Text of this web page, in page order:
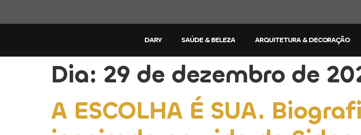
DARY SAÚDE & BELEZA ARQUITETURA & DECORAÇÃO
Dia: 29 de dezembro de
A ESCOLHA É SUA.